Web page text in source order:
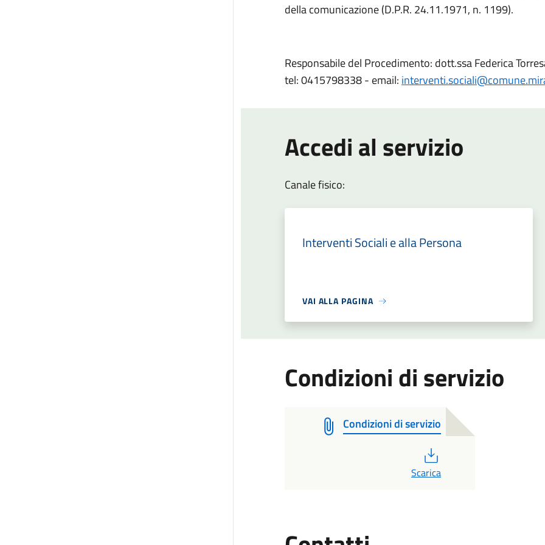
della comunicazione (D.P.R. 24.11.1971, n. 1199).
Responsabile del Procedimento: dott.ssa Federica
tel: 0415798338 - email:
Accedi al servizio
Canale fisico:
Interventi Sociali e alla Persona
VAI ALLA PAGINA
Condizioni di servizio
Condizioni di servizio
Scarica